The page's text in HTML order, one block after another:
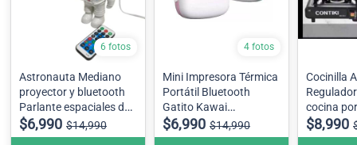
6 fotos
Astronauta Mediano
proyector y bluetooth
Parlante espaciales de
galaxia, lámpara de
navegación espacial.
$6,990 $14,990
4 fotos
Mini Impresora Térmica
Portátil Bluetooth
Gatito Kawai
se envian surtidos;
celeste y rosado
$6,990 $14,990
Cocinilla
$8,990